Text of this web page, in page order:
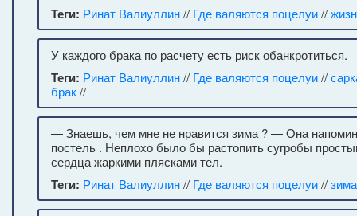
Теги: Ринат Валиуллин// Где валяются поцелуи//
У каждого брака по расчету есть риск обанкротиться.
Теги: Ринат Валиуллин// Где валяются поцелуи//
брак//
— Знаешь, чем мне не нравится зима ? — Она
постель . Неплохо было бы растопить сугробы
сердца жаркими плясками тел.
Теги: Ринат Валиуллин// Где валяются поцелуи//зима